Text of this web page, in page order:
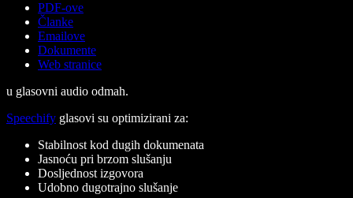
PDF-ove
Članke
Emailove
Dokumente
Web stranice
u glasovni audio odmah.
Speechify glasovi su optimizirani za:
Stabilnost kod dugih dokumenata
Jasnoću pri brzom slušanju
Dosljednost izgovora
Udobno dugotrajno slušanje